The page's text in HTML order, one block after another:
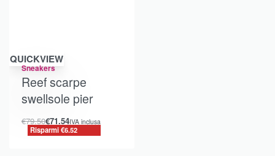
Risparmi €6.52
QUICKVIEW
Sneakers
Reef scarpe
swellsole pier
€79.50€71.54IVA inclusa
Risparmi €6.52